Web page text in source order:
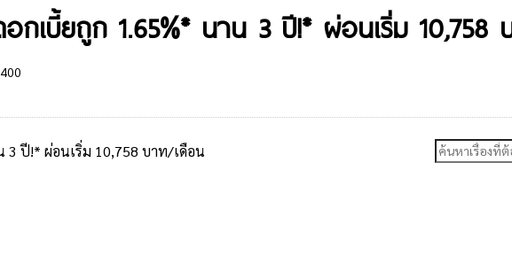
กเบี้ยถูก 1.65%* นาน 3 ปี!* ผ่อนเริ่ม 10,758
400
3 ปี!* ผ่อนเริ่ม 10,758 บาท/เดือน ค้นหา